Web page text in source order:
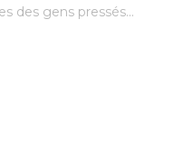
des gens pressés...